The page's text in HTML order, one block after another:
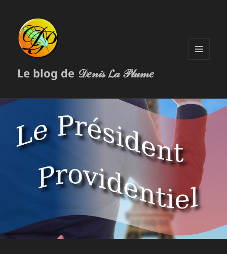
Le blog de 𝒟𝑒𝓃𝒾𝓈 𝓛𝒶 𝒫𝓁𝓊𝓂𝑒